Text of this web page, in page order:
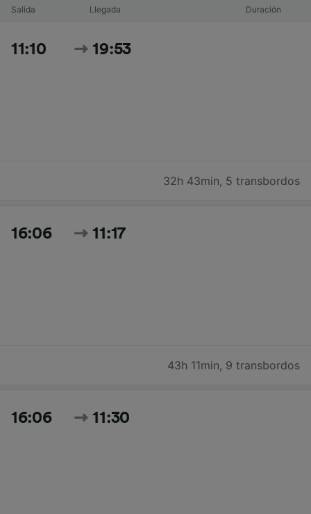
Salida Llegada Duración
11:10 19:53
32h 43min, 5 transbordos
16:06 11:17
43h 11min, 9 transbordos
16:06 11:30